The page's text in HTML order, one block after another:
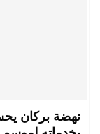
نهضة بركان